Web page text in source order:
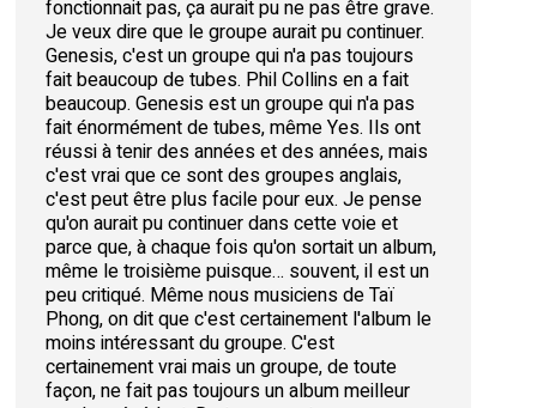
fonctionnait pas, ça aurait pu ne pas être grave.
Je veux dire que le groupe aurait pu continuer.
Genesis, c'est un groupe qui n'a pas toujours
fait beaucoup de tubes. Phil Collins en a fait
beaucoup. Genesis est un groupe qui n'a pas
fait énormément de tubes, même Yes. Ils ont
réussi à tenir des années et des années, mais
c'est vrai que ce sont des groupes anglais,
c'est peut être plus facile pour eux. Je pense
qu'on aurait pu continuer dans cette voie et
parce que, à chaque fois qu'on sortait un album,
même le troisième puisque… souvent, il est un
peu critiqué. Même nous musiciens de Taï
Phong, on dit que c'est certainement l'album le
moins intéressant du groupe. C'est
certainement vrai mais un groupe, de toute
façon, ne fait pas toujours un album meilleur